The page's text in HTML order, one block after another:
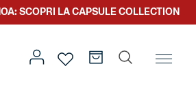
SCOPRI LA CAPSULE COLLECTION